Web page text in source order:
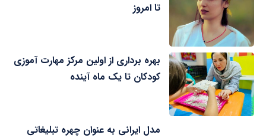
تا امروز
بهره برداری از اولین مرکز مهارت آموزی
کودکان تا یک ماه آینده
مدل ایرانی به عنوان چهره تبلیغاتی